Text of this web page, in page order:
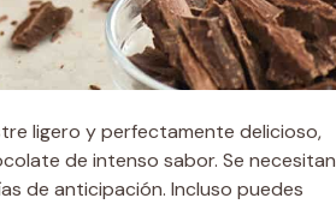
ligero y perfectamente delicioso,
de intenso sabor. Se necesitan
de anticipación. Incluso puedes